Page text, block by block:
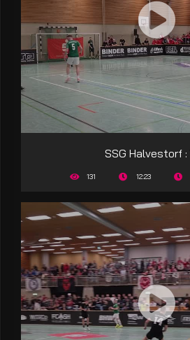
SSG Halvestorf :
131 12:23